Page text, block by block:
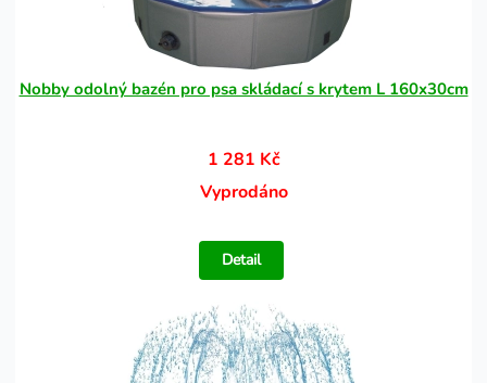
Nobby odolný bazén pro psa skládací s krytem L 160x30cm
1 281 Kč
Vyprodáno
Detail